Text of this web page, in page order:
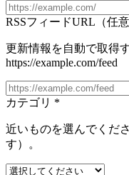
RSSフィードURL（任意
更新情報を自動で取得
https://example.com/feed
カテゴリ *
近いものを選んでくだ
す）。